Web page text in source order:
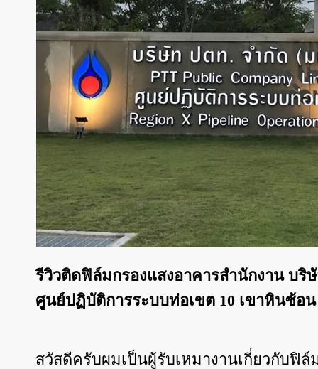
รีวิวติดฟิล์มกรองแสงอาคารสำนักงาน บ
ศูนย์ปฏิบัติการระบบท่อเขต 10 เขาหินซ้อ
สวัสดีครับผมเป็นผู้รับเหมางานเกี่ยวกับฟิ